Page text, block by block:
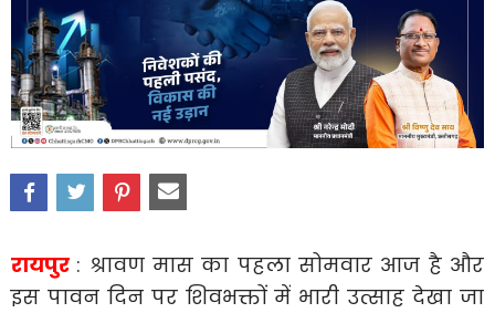
रायपुर : श्रावण मास का पहला सोमवार आज है और
इस पावन दिन पर शिवभक्तों में भारी उत्साह देखा जा